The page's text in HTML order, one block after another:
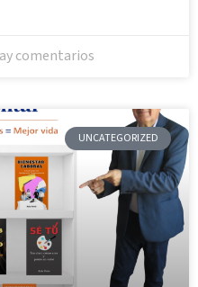
comentarios
UNCATEGORIZED